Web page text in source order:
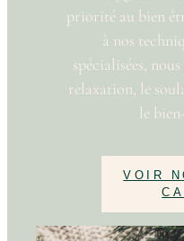
priorité au bien
à nos
spécialisées,
relaxation, le
le
VOIR